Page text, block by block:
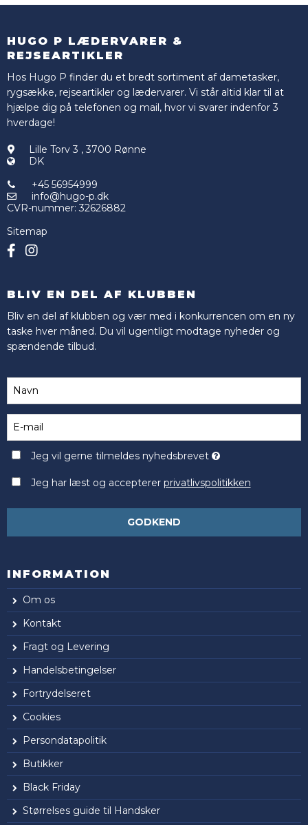
HUGO P LÆDERVARER &
REJSEARTIKLER
Hos Hugo P finder du et bredt sortiment af dametasker,
rygsække, rejseartikler og lædervarer. Vi står altid klar til at
hjælpe dig på telefonen og mail, hvor vi svarer indenfor 3
hverdage!
Lille Torv 3 ,3700 Rønne
DK
+45 56954999
info@hugo-p.dk
CVR-nummer: 32626882
Sitemap
BLIV EN DEL AF KLUBBEN
Bliv en del af klubben og vær med i konkurrencen om en ny
taske hver måned. Du vil ugentligt modtage nyheder og
spændende tilbud.
Jeg vil gerne tilmeldes nyhedsbrevet
Jeg har læst og accepterer privatlivspolitikken
GODKEND
INFORMATION
Om os
Kontakt
Fragt og Levering
Handelsbetingelser
Fortrydelseret
Cookies
Persondatapolitik
Butikker
Black Friday
Størrelses guide til Handsker